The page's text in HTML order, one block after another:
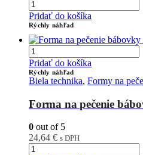
Pridať do košíka
Rýchly náhľad
Pridať do košíka
Rýchly náhľad
Biela technika, Formy na
Forma na pečenie
0 out of 5
24,64 € s DPH